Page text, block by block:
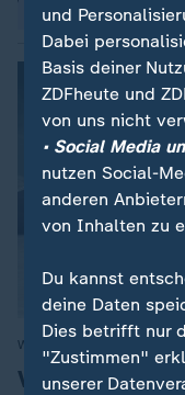
Wintersport
:
Videos,
und
Dabei
Basis deiner
ZDFheute und
von uns nicht
• Social Media
nutzen Social-
anderen
von Inhalten zu
Du kannst
deine Daten
Dies betrifft nur
"Zustimmen"
unserer